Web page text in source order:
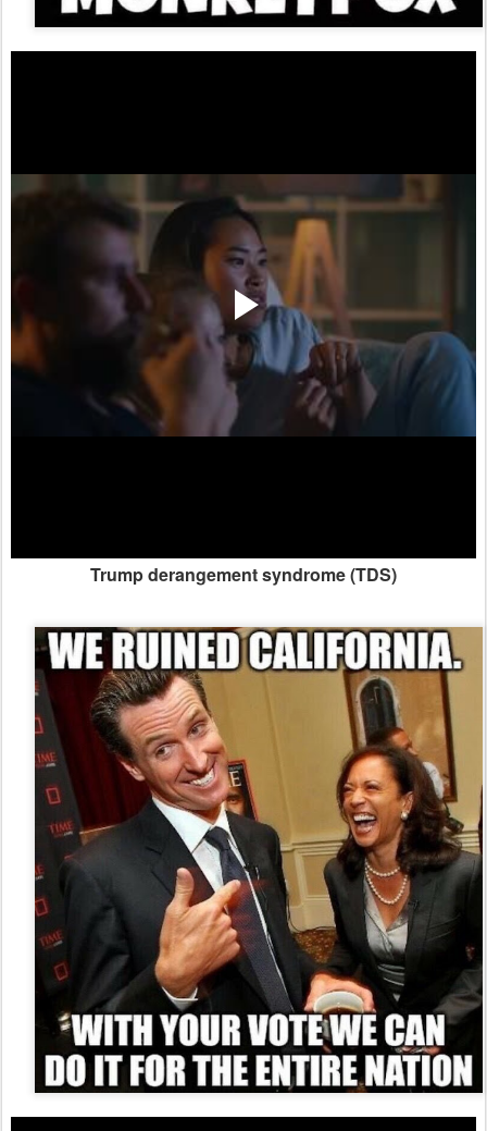
Trump derangement syndrome (TDS)